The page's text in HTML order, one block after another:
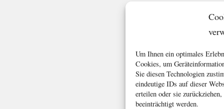
Um Ihnen ein optimales
Cookies, um
Sie diesen Technologien
eindeutige IDs auf dieser
erteilen oder sie
beeinträchtigt werden.